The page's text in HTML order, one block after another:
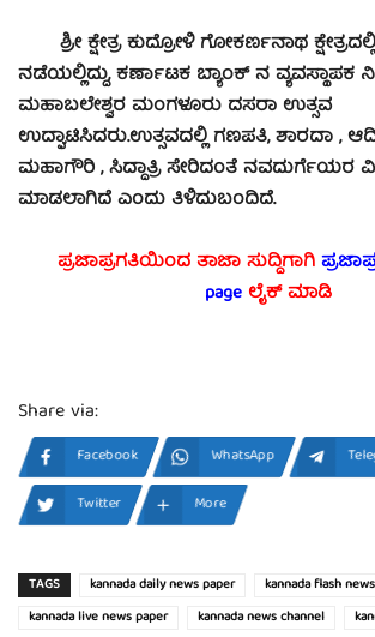
ಶ್ರೀ ಕ್ಷೇತ್ರ ಕುದ್ರೋಳಿ ಗೋಕರ್ಣನಾಥ
ನಡೆಯಲ್ಲಿದ್ದು, ಕರ್ಣಾಟಕ ಬ್ಯಾಂಕ್ ನ ವ್ಯವಸ್ಥಾಪಕ
ಮಹಾಬಲೇಶ್ವರ ಮಂಗಳೂರು ದಸರಾ ಉತ್ಸವ
ಉದ್ಘಾಟಿಸಿದರು.ಉತ್ಸವದಲ್ಲಿ ಗಣಪತಿ, ಶಾರದಾ ,
ಮಹಾಗೌರಿ , ಸಿದ್ಧಾತ್ರಿ ಸೇರಿದಂತೆ ನವದುರ್ಗೆಯರ
ಮಾಡಲಾಗಿದೆ ಎಂದು ತಿಳಿದುಬಂದಿದೆ.
ಪ್ರಜಾಪ್ರಗತಿಯಿಂದ ತಾಜಾ ಸುದ್ದಿಗಾಗಿ
page ಲೈಕ್ ಮಾಡಿ
Share via:
Facebook WhatsApp
Twitter
More
TAGS kannada daily news paper
kannada flash news
kannada live news paper
kannada news channel